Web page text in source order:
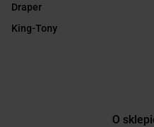
Draper
King-Tony
O